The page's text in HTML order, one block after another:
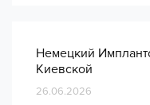
Немецкий
Киевской
26.06.2026